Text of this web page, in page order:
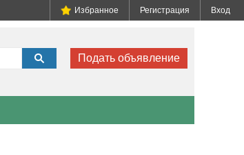
Подать объявление
Избранное Регистрация Вход